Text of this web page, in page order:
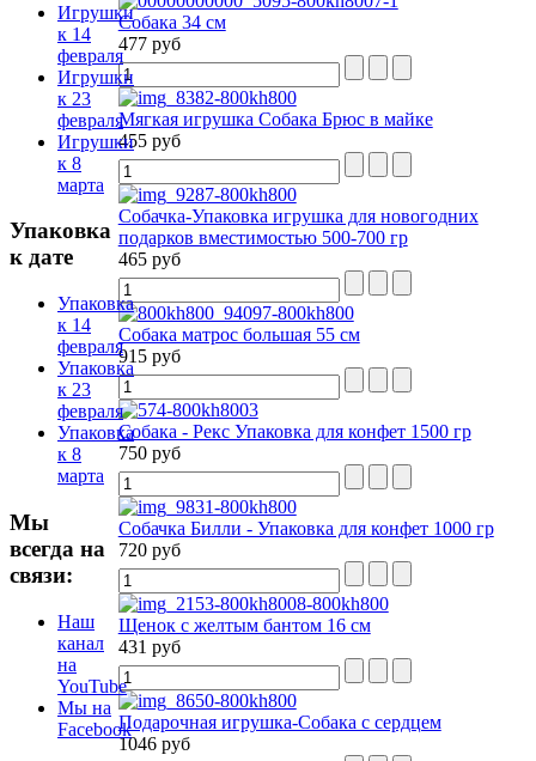
Собака 34 см
477 руб
Мягкая игрушка Собака Брюс в майке
455 руб
Собачка-Упаковка игрушка для новогодних
подарков вместимостью 500-700 гр
465 руб
Собака матрос большая 55 см
915 руб
Собака - Рекс Упаковка для конфет 1500 гр
750 руб
Собачка Билли - Упаковка для конфет 1000 гр
720 руб
Щенок с желтым бантом 16 см
431 руб
Подарочная игрушка-Собака с сердцем
1046 руб
Игрушки
к 14
февраля
Игрушки
к 23
февраля
Игрушки
к 8
марта
Упаковка
к дате
Упаковка
к 14
февраля
Упаковка
к 23
февраля
Упаковка
к 8
марта
Мы
всегда на
связи:
Наш
канал
на
YouTube
Мы на
Facebook